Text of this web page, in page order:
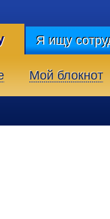
Я ищу
Мой блокнот